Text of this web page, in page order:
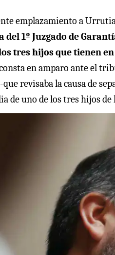
emplazamiento a
1º Juzgado de
tres hijos que tienen
en amparo ante el
revisaba la causa de
de uno de los tres hijos de